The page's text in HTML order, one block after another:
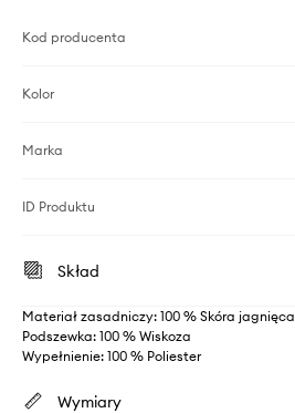
Kod producenta
Kolor
Marka
ID Produktu
Skład
Materiał zasadniczy: 100 % Skóra jagnięca
Podszewka: 100 % Wiskoza
Wypełnienie: 100 % Poliester
Wymiary